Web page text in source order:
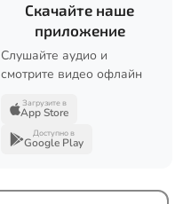
Скачайте наше
приложение
Слушайте аудио и
смотрите видео офлайн
Загрузите в
App Store
Доступно в
Google Play